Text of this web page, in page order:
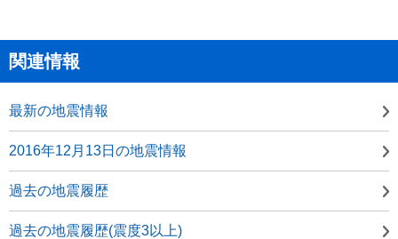
関連情報
最新の地震情報
2016年12月13日の地震情報
過去の地震履歴
過去の地震履歴(震度3以上)